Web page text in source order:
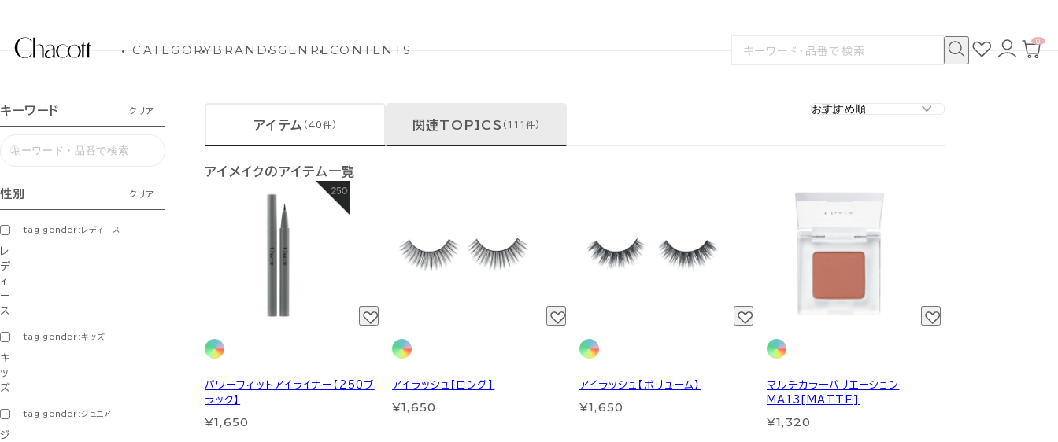
CATEGORYBRANDSGENRECONTENTS
検
お
気
ロ
グ
カ
0
キーワード クリア
性別 クリア
tag_gender:レディース
レ
デ
ィ
ー
ス
tag_gender:キッズ
キ
ッ
ズ
tag_gender:ジュニア
ジ
アイテム (40件) 関連TOPICS (111件)
アイメイクのアイテム一覧
パワーフィットアイライナー【250ブ
ラック】
¥1,650
アイラッシュ【ロング】
¥1,650
アイラッシュ【ボリューム】
¥1,650
マルチカラーバリエーション
MA13[MATTE]
¥1,320